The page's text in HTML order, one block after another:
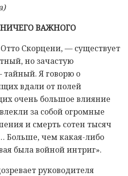
ВАЖНОГО
Скорцени, — существует
но зачастую
Я говорю о
вдали от полей
очень большое влияние
за собой огромные
и смерть сотен тысяч
Больше, чем какая-либо
была войной интриг».
руководителя